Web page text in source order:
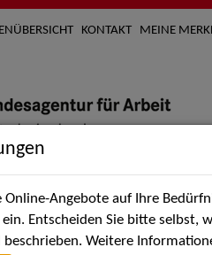
KONTAKT MEINE
Künstler*innen Über
Angebote auf Ihre
Entscheiden Sie bitte selbst,
Weitere